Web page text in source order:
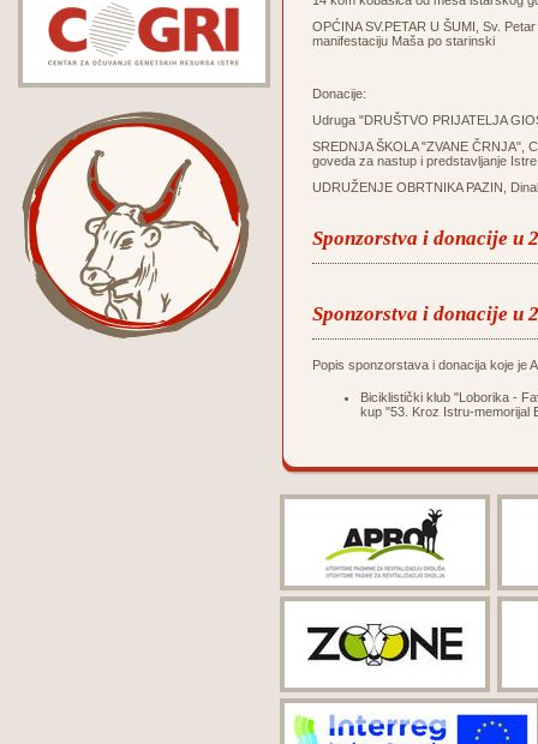
OPĆINA SV.PETAR U ŠUMI, Sv.
manifestaciju Maša po starinski
Donacije:
Udruga "DRUŠTVO PRIJATELJA
SREDNJA ŠKOLA "ZVANE ČRNJA",
goveda za nastup i predstavljanje
UDRUŽENJE OBRTNIKA PAZIN,
Sponzorstva i donacije u
Sponzorstva i donacije u
Popis sponzorstava i donacija koje je
Biciklistički klub "Loborika -
kup "53. Kroz Istru-memorijal